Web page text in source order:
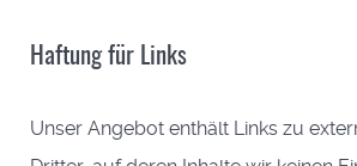
Haftung für Links
Unser Angebot enthält Links zu